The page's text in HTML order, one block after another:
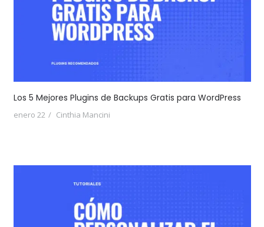
Los 5 Mejores Plugins de Backups Gratis para WordPress
enero 22 Cinthia Mancini